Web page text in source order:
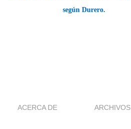
según Durero.
ACERCA DE ARCHIVOS